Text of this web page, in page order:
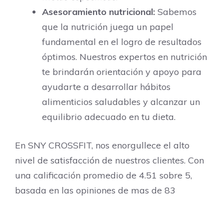
Asesoramiento nutricional: Sabemos
que la nutrición juega un papel
fundamental en el logro de resultados
óptimos. Nuestros expertos en nutrición
te brindarán orientación y apoyo para
ayudarte a desarrollar hábitos
alimenticios saludables y alcanzar un
equilibrio adecuado en tu dieta.
En SNY CROSSFIT, nos enorgullece el alto
nivel de satisfacción de nuestros clientes. Con
una calificación promedio de 4.51 sobre 5,
basada en las opiniones de mas de 83